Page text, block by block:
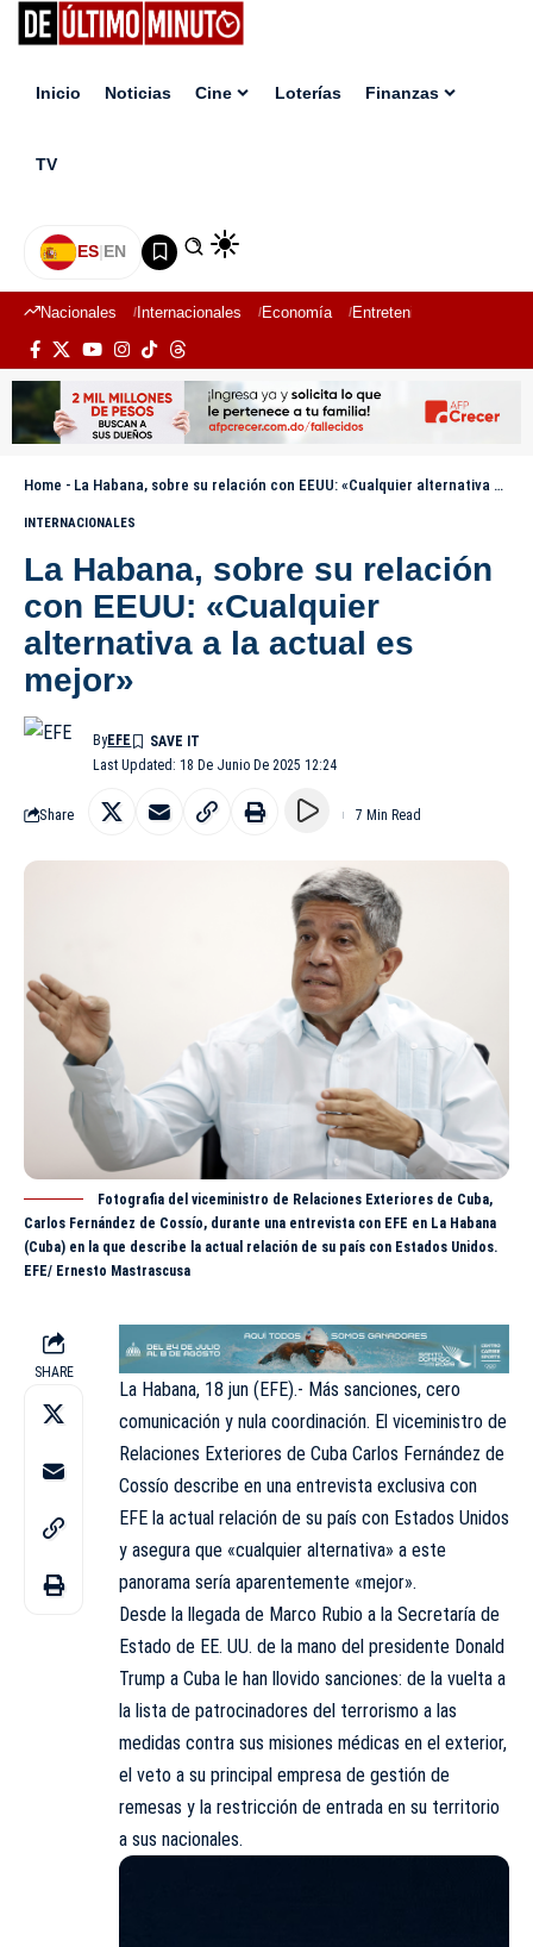
Inicio Noticias Cine Loterías Finanzas
TV
ES|EN
Nacionales Internacionales Economía Entretenimiento
Home - La Habana, sobre su relación con EEUU: «Cualquier alternativa a la actual es mejor»
INTERNACIONALES
La Habana, sobre su relación
con EEUU: «Cualquier
alternativa a la actual es
mejor»
Last Updated: 18 De Junio De 2025 12:24
ByEFE
Share 7 Min Read
Fotografia del viceministro de Relaciones Exteriores de Cuba,
Carlos Fernández de Cossío, durante una entrevista con EFE en La Habana
(Cuba) en la que describe la actual relación de su país con Estados Unidos.
EFE/ Ernesto Mastrascusa
SHARE
La Habana, 18 jun (EFE).- Más sanciones, cero
comunicación y nula coordinación. El viceministro de
Relaciones Exteriores de Cuba Carlos Fernández de
Cossío describe en una entrevista exclusiva con
EFE la actual relación de su país con Estados Unidos
y asegura que «cualquier alternativa» a este
panorama sería aparentemente «mejor».
Desde la llegada de Marco Rubio a la Secretaría de
Estado de EE. UU. de la mano del presidente Donald
Trump a Cuba le han llovido sanciones: de la vuelta a
la lista de patrocinadores del terrorismo a las
medidas contra sus misiones médicas en el exterior,
el veto a su principal empresa de gestión de
remesas y la restricción de entrada en su territorio
a sus nacionales.